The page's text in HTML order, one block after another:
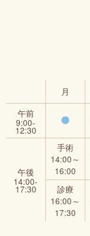
月
午前
9:00‐
12:30
午後
14:00‐
17:30
手術
14:00～
16:00
診療
16:00～
17:30